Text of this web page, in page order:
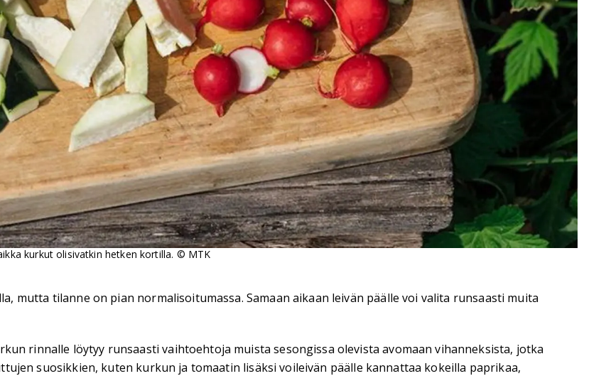
kurkut olisivatkin hetken kortilla. © MTK
mutta tilanne on pian normalisoitumassa. Samaan aikaan leivän päälle voi valita runsaasti muita
rinnalle löytyy runsaasti vaihtoehtoja muista sesongissa olevista avomaan vihanneksista, jotka
suosikkien, kuten kurkun ja tomaatin lisäksi voileivän päälle kannattaa kokeilla paprikaa,